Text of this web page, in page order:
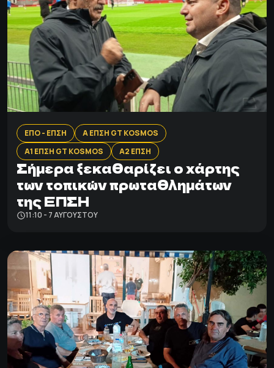
ΕΠΟ - ΕΠΣΗ
Α ΕΠΣΗ GT KOSMOS
Α1 ΕΠΣΗ GT KOSMOS
Α2 ΕΠΣΗ
Σήμερα ξεκαθαρίζει ο χάρτης
των τοπικών πρωταθλημάτων
της ΕΠΣΗ
11:10 - 7 ΑΥΓΟΎΣΤΟΥ